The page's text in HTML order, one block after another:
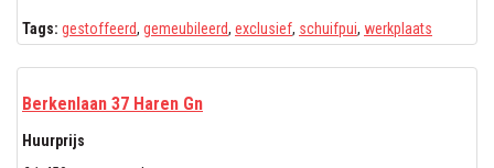
Tags: gestoffeerd, gemeubileerd, exclusief, schuifpui, werkplaats
Berkenlaan 37 Haren Gn
Huurprijs